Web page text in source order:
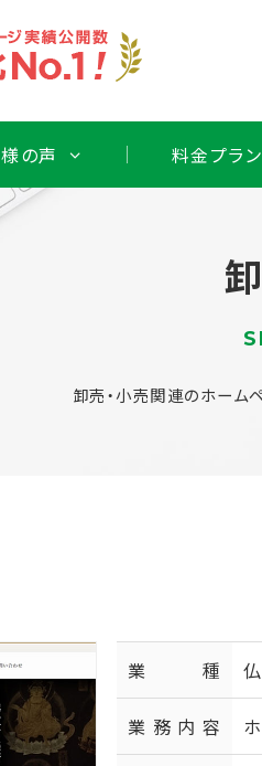
の声 料金プラン
卸売・小売関連のホーム
業種
業務内容